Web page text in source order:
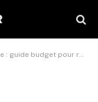
budget pour réduire ses dépenses